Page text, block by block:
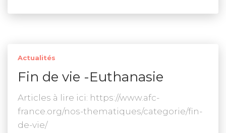
Actualités
Fin de vie -Euthanasie
Articles à lire ici: https://www.afc-
france.org/nos-thematiques/categorie/fin-
de-vie/